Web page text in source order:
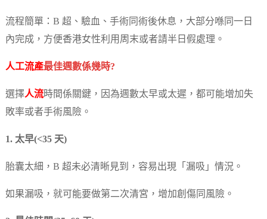
流程簡單：B 超、驗血、手術同術後休息，大部分喺同一日
內完成，方便香港女性利用周末或者請半日假處理。
人工流產最佳週數係幾時?
選擇人流時間係關鍵，因為週數太早或太遲，都可能增加失
敗率或者手術風險。
1. 太早(<35 天)
胎囊太細，B 超未必清晰見到，容易出現「漏吸」情況。
如果漏吸，就可能要做第二次清宮，增加創傷同風險。